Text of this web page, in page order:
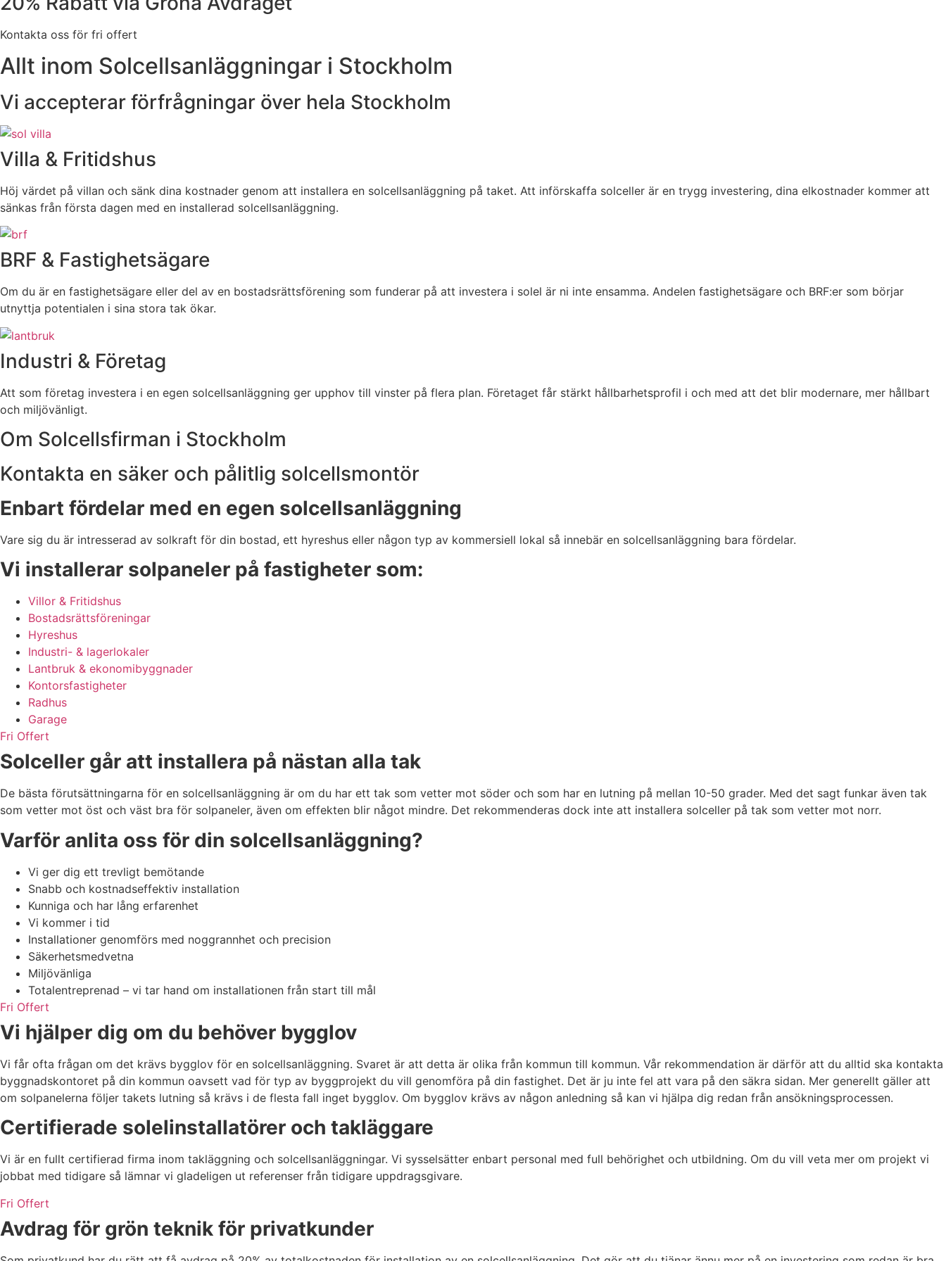
Kontakta oss för fri offert
Allt inom Solcellsanläggningar i Stockholm
Vi accepterar förfrågningar över hela Stockholm
Villa & Fritidshus
Höj värdet på villan och sänk dina kostnader genom att installera en solcellsanläggning på taket. Att införskaffa solceller är en trygg investering, dina elkostnader kommer att
sänkas från första dagen med en installerad solcellsanläggning.
BRF & Fastighetsägare
Om du är en fastighetsägare eller del av en bostadsrättsförening som funderar på att investera i solel är ni inte ensamma. Andelen fastighetsägare och BRF:er som börjar
utnyttja potentialen i sina stora tak ökar.
Industri & Företag
Att som företag investera i en egen solcellsanläggning ger upphov till vinster på flera plan. Företaget får stärkt hållbarhetsprofil i och med att det blir modernare, mer hållbart
och miljövänligt.
Om Solcellsfirman i Stockholm
Kontakta en säker och pålitlig solcellsmontör
Enbart fördelar med en egen solcellsanläggning
Vare sig du är intresserad av solkraft för din bostad, ett hyreshus eller någon typ av kommersiell lokal så innebär en solcellsanläggning bara fördelar.
Vi installerar solpaneler på fastigheter som:
Villor & Fritidshus
Bostadsrättsföreningar
Hyreshus
Industri- & lagerlokaler
Lantbruk & ekonomibyggnader
Kontorsfastigheter
Radhus
Garage
Fri Offert
Solceller går att installera på nästan alla tak
De bästa förutsättningarna för en solcellsanläggning är om du har ett tak som vetter mot söder och som har en lutning på mellan 10-50 grader. Med det sagt funkar även tak
som vetter mot öst och väst bra för solpaneler, även om effekten blir något mindre. Det rekommenderas dock inte att installera solceller på tak som vetter mot norr.
Varför anlita oss för din solcellsanläggning?
Vi ger dig ett trevligt bemötande
Snabb och kostnadseffektiv installation
Kunniga och har lång erfarenhet
Vi kommer i tid
Installationer genomförs med noggrannhet och precision
Säkerhetsmedvetna
Miljövänliga
Totalentreprenad – vi tar hand om installationen från start till mål
Fri Offert
Vi hjälper dig om du behöver bygglov
Vi får ofta frågan om det krävs bygglov för en solcellsanläggning. Svaret är att detta är olika från kommun till kommun. Vår rekommendation är därför att du alltid ska kontakta
byggnadskontoret på din kommun oavsett vad för typ av byggprojekt du vill genomföra på din fastighet. Det är ju inte fel att vara på den säkra sidan. Mer generellt gäller att
om solpanelerna följer takets lutning så krävs i de flesta fall inget bygglov. Om bygglov krävs av någon anledning så kan vi hjälpa dig redan från ansökningsprocessen.
Certifierade solelinstallatörer och takläggare
Vi är en fullt certifierad firma inom takläggning och solcellsanläggningar. Vi sysselsätter enbart personal med full behörighet och utbildning. Om du vill veta mer om projekt vi
jobbat med tidigare så lämnar vi gladeligen ut referenser från tidigare uppdragsgivare.
Fri Offert
Avdrag för grön teknik för privatkunder